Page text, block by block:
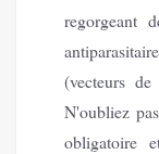
regorgeant
(vecteurs
N'oubliez
obligatoire